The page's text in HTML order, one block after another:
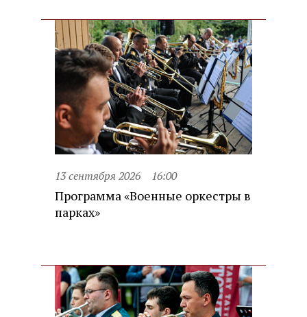
13 сентября 2026 16:00
Программа «Военные оркестры в
парках»